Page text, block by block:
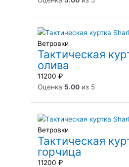
Ветровки
Тактическая
олива
11200 ₽
Оценка 5.00из 5
Ветровки
Тактическая
горчица
11200 ₽